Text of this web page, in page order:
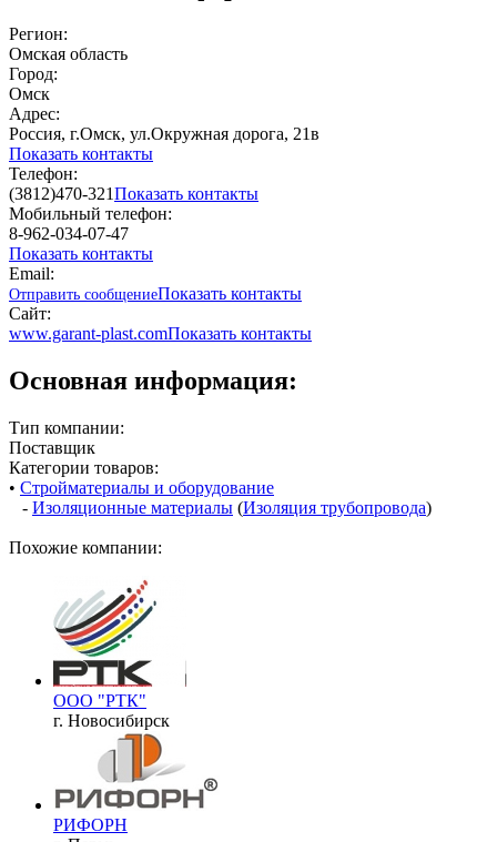
Регион:
Омская область
Город:
Омск
Адрес:
Россия, г.Омск, ул.Окружная дорога, 21в
Показать контакты
Телефон:
(3812)470-321Показать контакты
Мобильный телефон:
8-962-034-07-47
Показать контакты
Email:
Отправить сообщениеПоказать контакты
Сайт:
www.garant-plast.comПоказать контакты
Основная информация:
Тип компании:
Поставщик
Категории товаров:
• Стройматериалы и оборудование
- Изоляционные материалы (Изоляция трубопровода)
Похожие компании:
ООО "РТК"
г. Новосибирск
РИФОРН